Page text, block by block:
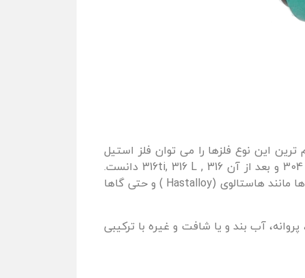
این نوع فلزها را می توان فلز استیل
استنلس دانست که بهترین نوع استیل برای ساخت پمپ انتقال مواد شیمیایی را می توان فلز استیل استنلس 304 و بعد از آن 316 , 316ti, 316 L دانست.
بعضا نیز از فولاد های آلیاژی مانند کارپنتر (Carpenter ) یا فولاد های آلیاژی تقویت شده موسوم به سوپر آلیاژ ها مانند هاستالوی (Hastalloy ) و حتی گاها
آب بند و یا شافت و غیره با ترکیبی